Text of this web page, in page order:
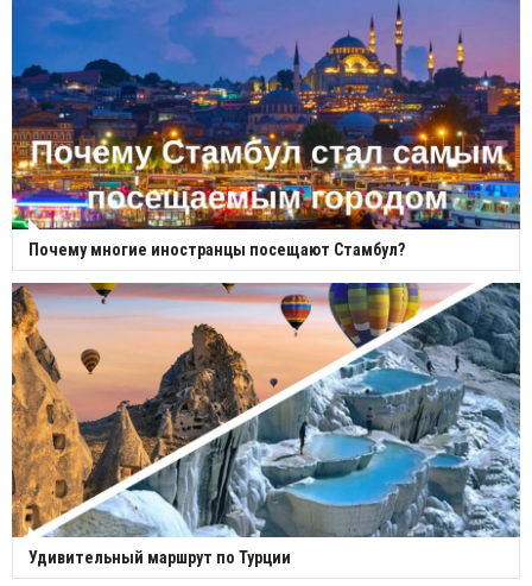
Почему многие иностранцы посещают Стамбул?
Удивительный маршрут по Турции